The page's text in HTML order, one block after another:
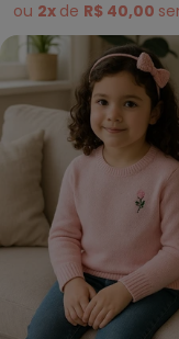
ou 2x de R$ 40,00